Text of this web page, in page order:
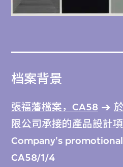
档案背景
張福藩檔案，CA58
限公司承接的產品設計
Company's promotional
CA58/1/4